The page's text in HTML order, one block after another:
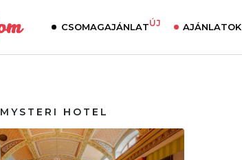
CSOMAGAJÁNLATÚJ AJÁNLATOK
MYSTERI HOTEL